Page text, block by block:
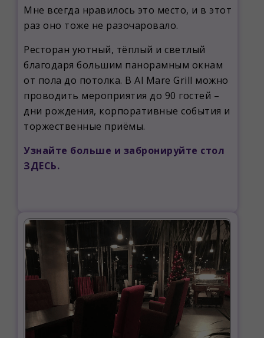
Мне всегда нравилось это место, и в этот
раз оно тоже не разочаровало.
Ресторан уютный, тёплый и светлый
благодаря большим панорамным окнам
от пола до потолка. В Al Mare Grill можно
проводить мероприятия до 90 гостей –
дни рождения, корпоративные события и
торжественные приёмы.
Узнайте больше и забронируйте стол
ЗДЕСЬ.